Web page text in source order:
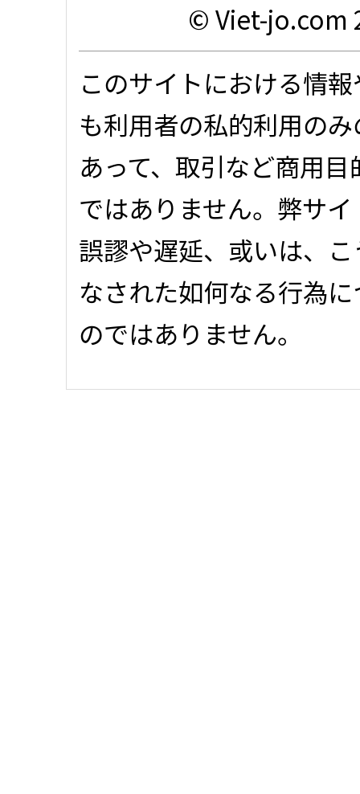
© Viet-jo.com
このサイトにおける情
も利用者の私的利用の
あって、取引など商用
ではありません。弊サ
誤謬や遅延、或いは、
なされた如何なる行為
のではありません。